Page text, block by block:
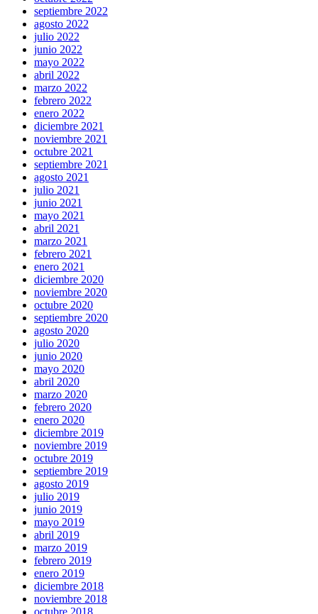
septiembre 2022
agosto 2022
julio 2022
junio 2022
mayo 2022
abril 2022
marzo 2022
febrero 2022
enero 2022
diciembre 2021
noviembre 2021
octubre 2021
septiembre 2021
agosto 2021
julio 2021
junio 2021
mayo 2021
abril 2021
marzo 2021
febrero 2021
enero 2021
diciembre 2020
noviembre 2020
octubre 2020
septiembre 2020
agosto 2020
julio 2020
junio 2020
mayo 2020
abril 2020
marzo 2020
febrero 2020
enero 2020
diciembre 2019
noviembre 2019
octubre 2019
septiembre 2019
agosto 2019
julio 2019
junio 2019
mayo 2019
abril 2019
marzo 2019
febrero 2019
enero 2019
diciembre 2018
noviembre 2018